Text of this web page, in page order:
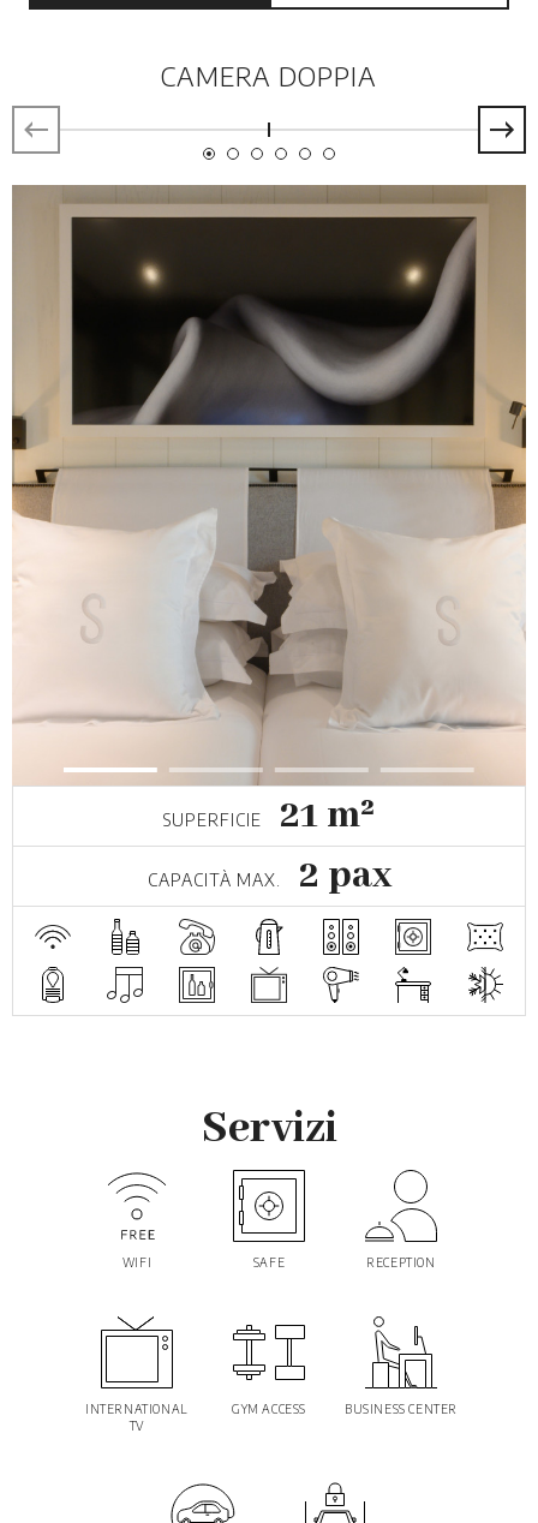
CAMERA DOPPIA
SUPERFICIE 21 m²
CAPACITÀ MAX. 2 pax
Servizi
WIFI SAFE RECEPTION
INTERNATIONAL
TV
GYM ACCESS BUSINESS CENTER